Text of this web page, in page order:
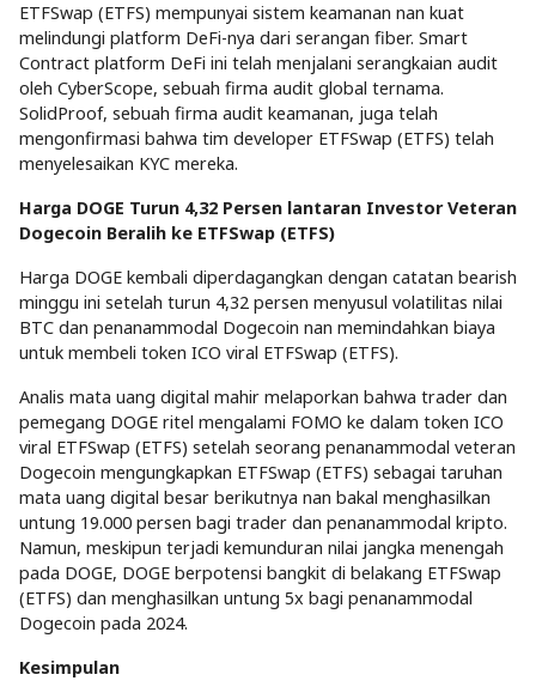
ETFSwap (ETFS) mempunyai sistem keamanan nan kuat
melindungi platform DeFi-nya dari serangan fiber. Smart
Contract platform DeFi ini telah menjalani serangkaian audit
oleh CyberScope, sebuah firma audit global ternama.
SolidProof, sebuah firma audit keamanan, juga telah
mengonfirmasi bahwa tim developer ETFSwap (ETFS) telah
menyelesaikan KYC mereka.
Harga DOGE Turun 4,32 Persen lantaran Investor Veteran
Dogecoin Beralih ke ETFSwap (ETFS)
Harga DOGE kembali diperdagangkan dengan catatan bearish
minggu ini setelah turun 4,32 persen menyusul volatilitas nilai
BTC dan penanammodal Dogecoin nan memindahkan biaya
untuk membeli token ICO viral ETFSwap (ETFS).
Analis mata uang digital mahir melaporkan bahwa trader dan
pemegang DOGE ritel mengalami FOMO ke dalam token ICO
viral ETFSwap (ETFS) setelah seorang penanammodal veteran
Dogecoin mengungkapkan ETFSwap (ETFS) sebagai taruhan
mata uang digital besar berikutnya nan bakal menghasilkan
untung 19.000 persen bagi trader dan penanammodal kripto.
Namun, meskipun terjadi kemunduran nilai jangka menengah
pada DOGE, DOGE berpotensi bangkit di belakang ETFSwap
(ETFS) dan menghasilkan untung 5x bagi penanammodal
Dogecoin pada 2024.
Kesimpulan